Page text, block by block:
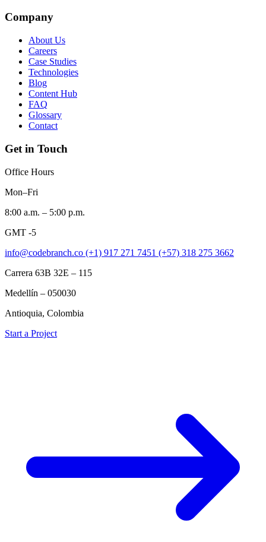
Company
About Us
Careers
Case Studies
Technologies
Blog
Content Hub
FAQ
Glossary
Contact
Get in Touch
Office Hours
Mon–Fri
8:00 a.m. – 5:00 p.m.
GMT -5
info@codebranch.co (+1) 917 271 7451 (+57) 318 275 3662
Carrera 63B 32E – 115
Medellín – 050030
Antioquia, Colombia
Start a Project